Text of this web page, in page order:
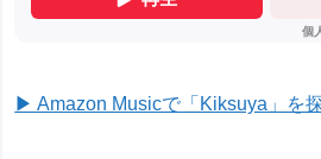
▶ Amazon Musicで「Kiksuya」を